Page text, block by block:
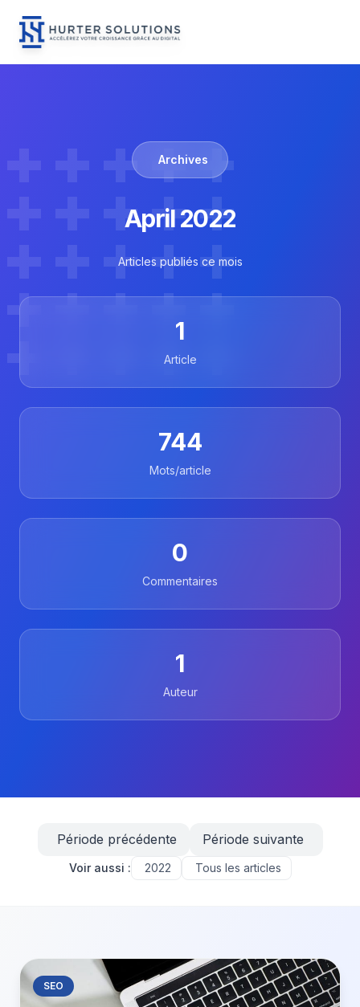
Archives
April 2022
Articles publiés ce mois
1
Article
744
Mots/article
0
Commentaires
1
Auteur
Période précédente Période suivante
Voir aussi : 2022 Tous les articles
SEO